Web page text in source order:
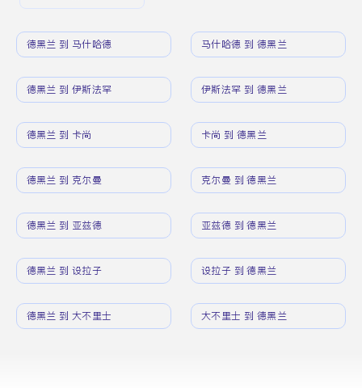
德黑兰 到 马什哈德 马什哈德 到 德黑兰
德黑兰 到 伊斯法罕 伊斯法罕 到 德黑兰
德黑兰 到 卡尚 卡尚 到 德黑兰
德黑兰 到 克尔曼 克尔曼 到 德黑兰
德黑兰 到 亚兹德 亚兹德 到 德黑兰
德黑兰 到 设拉子 设拉子 到 德黑兰
德黑兰 到 大不里士 大不里士 到 德黑兰